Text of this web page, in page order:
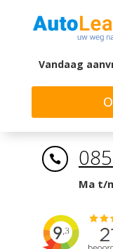
Vandaag

Ma t/